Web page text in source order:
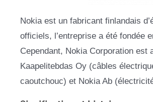
Nokia est un fabricant finlandais
officiels, l’entreprise a été fondée
Cependant, Nokia Corporation est
Kaapelitebdas Oy (câbles
caoutchouc) et Nokia Ab